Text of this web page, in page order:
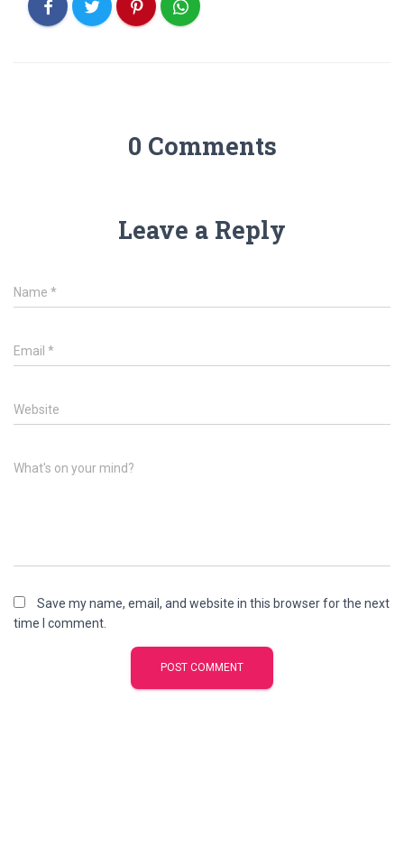
0 Comments
Leave a Reply
Name *
Email *
Website
What's on your mind?
Save my name, email, and website in this browser for the next
time I comment.